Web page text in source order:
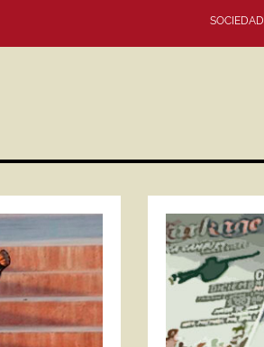
SOCIEDAD